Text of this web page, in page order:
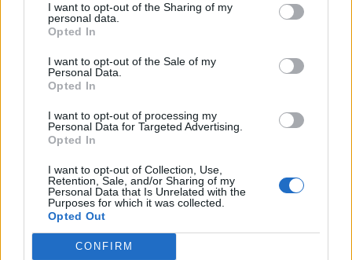
I want to opt-out of the Sharing of my
personal data.
Opted In
I want to opt-out of the Sale of my
Personal Data.
Opted In
I want to opt-out of processing my
Personal Data for Targeted Advertising.
Opted In
I want to opt-out of Collection, Use,
Retention, Sale, and/or Sharing of my
Personal Data that Is Unrelated with the
Purposes for which it was collected.
Opted Out
CONFIRM
Få gratis tilgang til
havneguide